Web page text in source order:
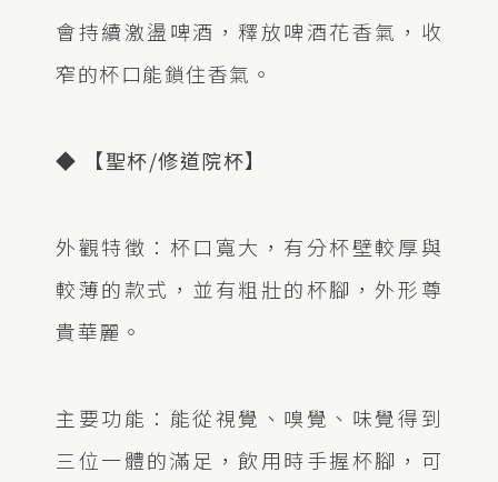
會持續激盪啤酒，釋放啤酒花香氣，收
窄的杯口能鎖住香氣。
◆ 【聖杯/修道院杯】
外觀特徵：杯口寬大，有分杯壁較厚與
較薄的款式，並有粗壯的杯腳，外形尊
貴華麗。
主要功能：能從視覺、嗅覺、味覺得到
三位一體的滿足，飲用時手握杯腳，可